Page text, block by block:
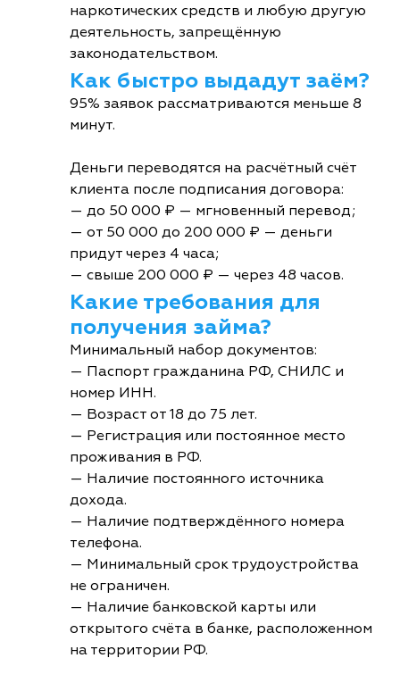
наркотических средств и любую другую
деятельность, запрещённую
законодательством.
Как быстро выдадут заём?
95% заявок рассматриваются меньше 8
минут.
Деньги переводятся на расчётный счёт
клиента после подписания договора:
— до 50 000 ₽ — мгновенный перевод;
— от 50 000 до 200 000 ₽ — деньги
придут через 4 часа;
— свыше 200 000 ₽ — через 48 часов.
Какие требования для
получения займа?
Минимальный набор документов:
— Паспорт гражданина РФ, СНИЛС и
номер ИНН.
— Возраст от 18 до 75 лет.
— Регистрация или постоянное место
проживания в РФ.
— Наличие постоянного источника
дохода.
— Наличие подтверждённого номера
телефона.
— Минимальный срок трудоустройства
не ограничен.
— Наличие банковской карты или
открытого счёта в банке, расположенном
на территории РФ.